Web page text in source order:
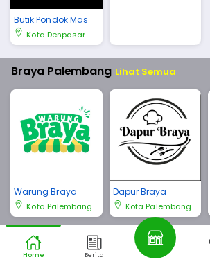
Butik Pondok Mas
Kota Denpasar
Braya Palembang Lihat Semua
Warung Braya
Kota Palembang
Dapur Braya
Kota Palembang
Braya Bali Lihat Semua
Home Berita